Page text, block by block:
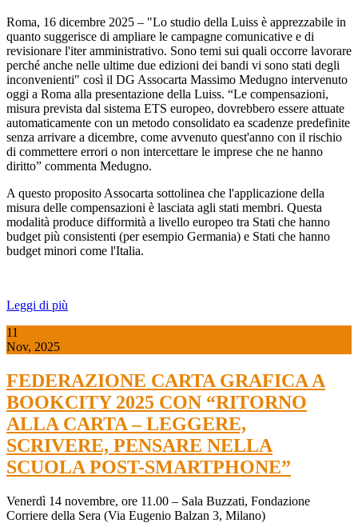
Roma, 16 dicembre 2025 – "Lo studio della Luiss è apprezzabile in
quanto suggerisce di ampliare le campagne comunicative e di
revisionare l'iter amministrativo. Sono temi sui quali occorre lavorare
perché anche nelle ultime due edizioni dei bandi vi sono stati degli
inconvenienti" così il DG Assocarta Massimo Medugno intervenuto
oggi a Roma alla presentazione della Luiss. “Le compensazioni,
misura prevista dal sistema ETS europeo, dovrebbero essere attuate
automaticamente con un metodo consolidato ea scadenze predefinite
senza arrivare a dicembre, come avvenuto quest'anno con il rischio
di commettere errori o non intercettare le imprese che ne hanno
diritto” commenta Medugno.
A questo proposito Assocarta sottolinea che l'applicazione della
misura delle compensazioni è lasciata agli stati membri. Questa
modalità produce difformità a livello europeo tra Stati che hanno
budget più consistenti (per esempio Germania) e Stati che hanno
budget minori come l'Italia.
Leggi di più
11
Nov, 2025
FEDERAZIONE CARTA GRAFICA A
BOOKCITY 2025 CON “RITORNO
ALLA CARTA – LEGGERE,
SCRIVERE, PENSARE NELLA
SCUOLA POST-SMARTPHONE”
Venerdì 14 novembre, ore 11.00 – Sala Buzzati, Fondazione
Corriere della Sera (Via Eugenio Balzan 3, Milano)